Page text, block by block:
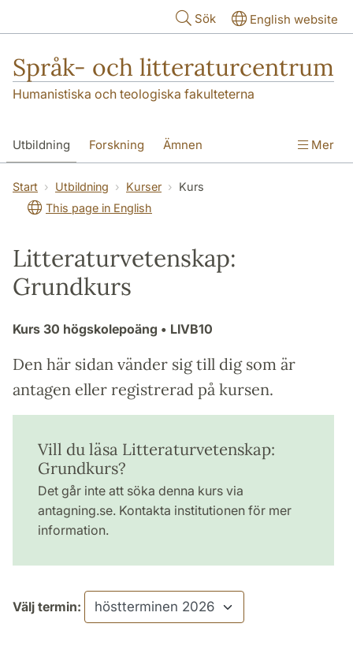
Sök English website
Språk- och litteraturcentrum
Humanistiska och teologiska fakulteterna
Utbildning Forskning Ämnen
SOL-husen Kontakt Institutionen
översättning till svenska
Mer
Start Utbildning Kurser
Kurs
This page in English
Litteraturvetenskap:
Grundkurs
Kurs 30 högskolepoäng • LIVB10
Den här sidan vänder sig till dig som är
antagen eller registrerad på kursen.
Vill du läsa Litteraturvetenskap:
Grundkurs?
Det går inte att söka denna kurs via
antagning.se. Kontakta institutionen för mer
information.
Välj termin: